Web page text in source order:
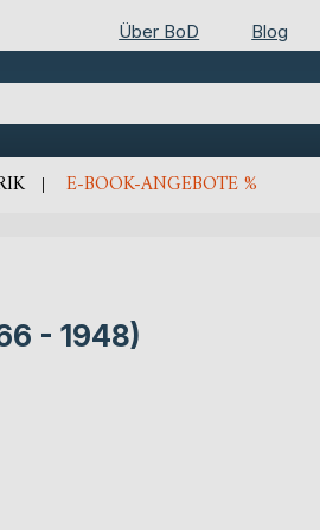
Über BoD Blog
E-BOOK-ANGEBOTE %
- 1948)